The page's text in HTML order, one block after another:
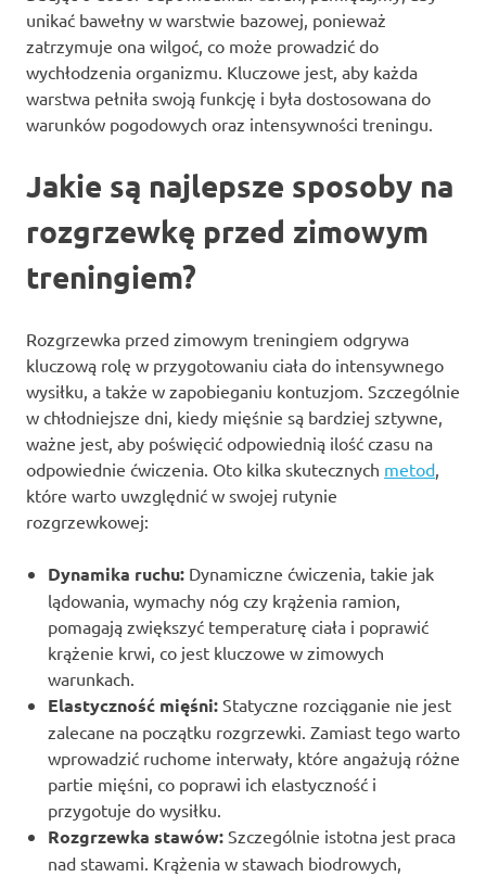
unikać bawełny w warstwie bazowej, ponieważ
zatrzymuje ona wilgoć, co może prowadzić do
wychłodzenia organizmu. Kluczowe jest, aby każda
warstwa pełniła swoją funkcję i była dostosowana do
warunków pogodowych oraz intensywności treningu.
Jakie są najlepsze sposoby na
rozgrzewkę przed zimowym
treningiem?
Rozgrzewka przed zimowym treningiem odgrywa
kluczową rolę w przygotowaniu ciała do intensywnego
wysiłku, a także w zapobieganiu kontuzjom. Szczególnie
w chłodniejsze dni, kiedy mięśnie są bardziej sztywne,
ważne jest, aby poświęcić odpowiednią ilość czasu na
odpowiednie ćwiczenia. Oto kilka skutecznych metod,
które warto uwzględnić w swojej rutynie
rozgrzewkowej:
Dynamika ruchu: Dynamiczne ćwiczenia, takie jak
lądowania, wymachy nóg czy krążenia ramion,
pomagają zwiększyć temperaturę ciała i poprawić
krążenie krwi, co jest kluczowe w zimowych
warunkach.
Elastyczność mięśni: Statyczne rozciąganie nie jest
zalecane na początku rozgrzewki. Zamiast tego warto
wprowadzić ruchome interwały, które angażują różne
partie mięśni, co poprawi ich elastyczność i
przygotuje do wysiłku.
Rozgrzewka stawów: Szczególnie istotna jest praca
nad stawami. Krążenia w stawach biodrowych,